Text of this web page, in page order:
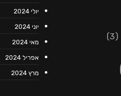
(3)
יולי 2024
יוני 2024
מאי 2024
אפריל 2024
מרץ 2024